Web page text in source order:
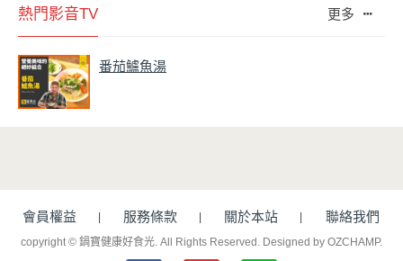
熱門影音TV 更多
番茄鱸魚湯
會員權益 服務條款 關於本站 聯絡我們
copyright © 鍋寶健康好食光. All Rights Reserved. Designed by OZCHAMP.